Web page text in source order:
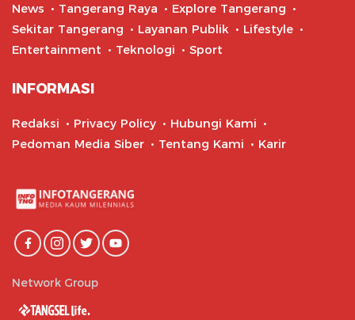
News Tangerang Raya
Explore Tangerang
Sekitar Tangerang
Layanan Publik
Lifestyle
Entertainment
Teknologi Sport
INFORMASI
Redaksi Privacy Policy
Hubungi Kami
Pedoman Media Siber
Tentang Kami Karir
Network Group